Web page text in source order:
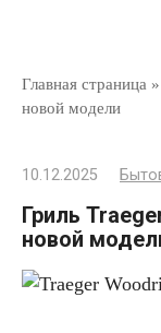
Главная страница »
новой модели
10.12.2025
Гриль
новой